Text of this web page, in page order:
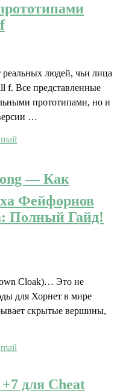
людей, чьи лица
f. Все представленные
прототипами, но и
…
— Как
Фейфорнов
Полный Гайд!
Cloak)… Это не
для Хорнет в мире
скрытые вершины,
для Cheat